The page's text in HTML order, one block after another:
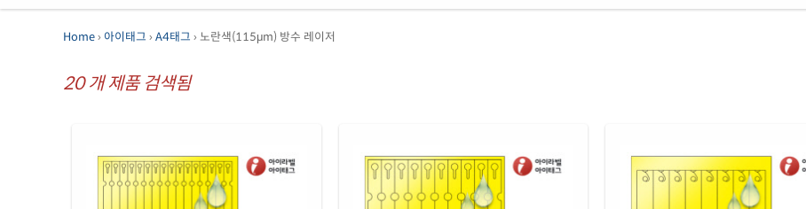
Home› 아이태그 › A4태그 › 노란색(115μm) 방수 레이저
20개 제품 검색됨